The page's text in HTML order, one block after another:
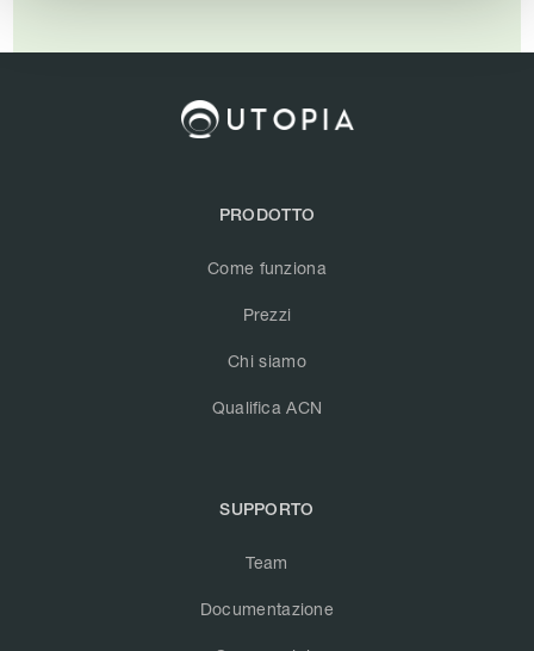
PRODOTTO
Come funziona
Prezzi
Chi siamo
Qualifica ACN
SUPPORTO
Team
Documentazione